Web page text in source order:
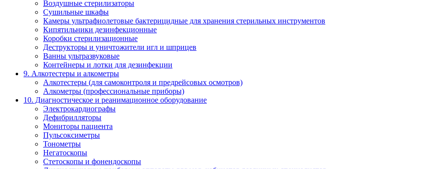
Воздушные стерилизаторы
Сушильные шкафы
Камеры ультрафиолетовые бактерицидные для хранения стерильных инструментов
Кипятильники дезинфекционные
Коробки стерилизационные
Деструкторы и уничтожители игл и шприцев
Ванны ультразвуковые
Контейнеры и лотки для дезинфекции
9. Алкотестеры и алкометры
Алкотестеры (для самоконтроля и предрейсовых осмотров)
Алкометры (профессиональные приборы)
10. Диагностическое и реанимационное оборудование
Электрокардиографы
Дефибрилляторы
Мониторы пациента
Пульсоксиметры
Тонометры
Негатоскопы
Стетоскопы и фонендоскопы